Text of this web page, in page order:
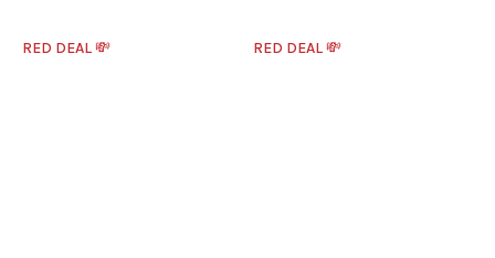
RED DEAL 💸 RED DEAL 💸